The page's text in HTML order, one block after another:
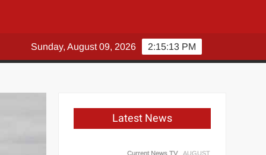
2:15:14 PM
Sunday, August 09, 2026
Latest News
Current News TV
AUGUST